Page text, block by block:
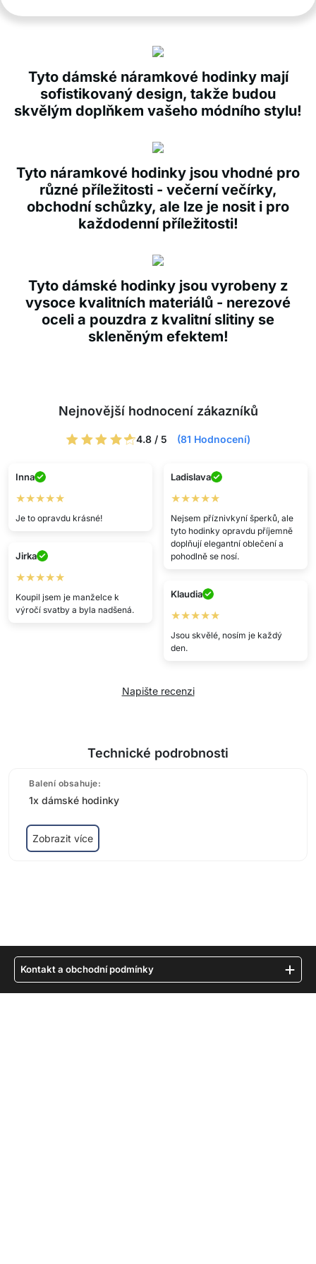
Tyto dámské náramkové hodinky mají
sofistikovaný design, takže budou
skvělým doplňkem vašeho módního stylu!
Tyto náramkové hodinky jsou vhodné pro
různé příležitosti - večerní večírky,
obchodní schůzky, ale lze je nosit i pro
každodenní příležitosti!
Tyto dámské hodinky jsou vyrobeny z
vysoce kvalitních materiálů - nerezové
oceli a pouzdra z kvalitní slitiny se
skleněným efektem!
Nejnovější hodnocení zákazníků
4.8 / 5 (81 Hodnocení)
Inna
★★★★★
Je to opravdu krásné!
Ladislava
★★★★★
Nejsem příznivkyní šperků, ale
tyto hodinky opravdu příjemně
doplňují elegantní oblečení a
pohodlně se nosí.
Jirka
★★★★★
Koupil jsem je manželce k
výročí svatby a byla nadšená.
Klaudia
★★★★★
Jsou skvělé, nosím je každý
den.
Napište recenzi
Technické podrobnosti
Balení obsahuje:
1x dámské hodinky
Zobrazit více
Kontakt a obchodní podmínky